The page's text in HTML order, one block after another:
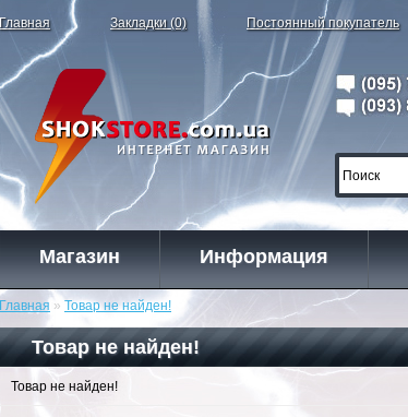
Главная Закладки (0) Постоянный покупатель
Магазин Информация
Главная » Товар не найден!
Товар не найден!
Товар не найден!